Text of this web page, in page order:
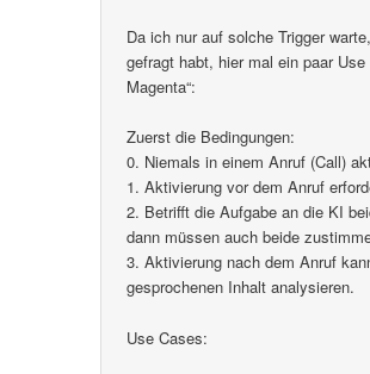
Da ich nur auf solche Trigger
gefragt habt, hier mal ein paar Use
Magenta“:
Zuerst die Bedingungen:
0. Niemals in einem Anruf (Call)
1. Aktivierung vor dem Anruf
2. Betrifft die Aufgabe an die KI
dann müssen auch beide
3. Aktivierung nach dem Anruf
gesprochenen Inhalt analysieren.
Use Cases: